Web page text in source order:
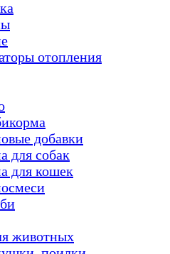
отопления
добавки
для собак
для кошек
животных